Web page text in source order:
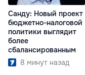
Санду: Новый проект
бюджетно-налоговой
политики выглядит
более
сбалансированным
8 минут назад